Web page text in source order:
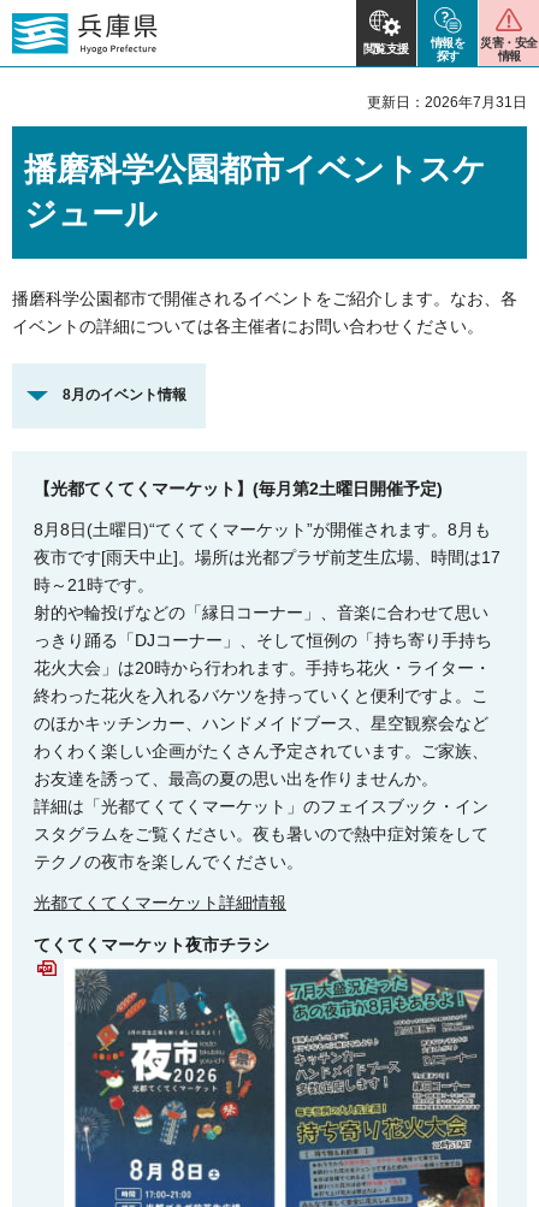
閲覧支援
情報を
探す
災害・安全
情報
更新日：2026年7月31日
播磨科学公園都市イベントスケ
ジュール
播磨科学公園都市で開催されるイベントをご紹介します。なお、各
イベントの詳細については各主催者にお問い合わせください。
8月のイベント情報
【光都てくてくマーケット】(毎月第2土曜日開催予定)
8月8日(土曜日)“てくてくマーケット”が開催されます。8月も
夜市です[雨天中止]。場所は光都プラザ前芝生広場、時間は17
時～21時です。
射的や輪投げなどの「縁日コーナー」、音楽に合わせて思い
っきり踊る「DJコーナー」、そして恒例の「持ち寄り手持ち
花火大会」は20時から行われます。手持ち花火・ライター・
終わった花火を入れるバケツを持っていくと便利ですよ。こ
のほかキッチンカー、ハンドメイドブース、星空観察会など
わくわく楽しい企画がたくさん予定されています。ご家族、
お友達を誘って、最高の夏の思い出を作りませんか。
詳細は「光都てくてくマーケット」のフェイスブック・イン
スタグラムをご覧ください。夜も暑いので熱中症対策をして
テクノの夜市を楽しんでください。
光都てくてくマーケット詳細情報
てくてくマーケット夜市チラシ